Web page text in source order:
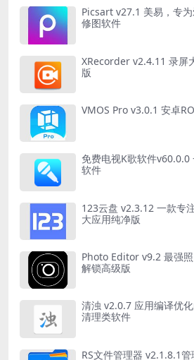
Picsart v27.1 美易，专
修图软件
XRecorder v2.4.11 录屏
版
VMOS Pro v3.0.1 安卓
免费电视K歌软件v60.0.0
软件
123云盘 v2.3.12 一款专
大应用纯净版
Photo Editor v9.2 最强照
解锁高级版
清浊 v2.0.7 应用编译优
清理类软件
RS文件管理器 v2.1.8.1